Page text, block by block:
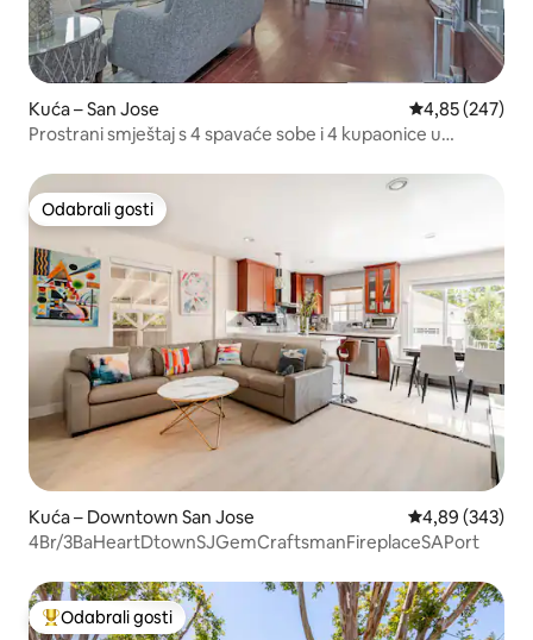
Kuća – San Jose Prosječna
4,85 (247)
Prostrani smještaj s 4 spavaće sobe i 4 kupaonice u
Odabrali gosti
Odabrali gosti
Kuća – Downtown San Jose Prosječna
4,89 (343)
4Br/3BaHeartDtownSJGemCraftsmanFireplaceSAPort
Među najviše rangiranima s oznakom „Odabrali gosti”
Odabrali gosti